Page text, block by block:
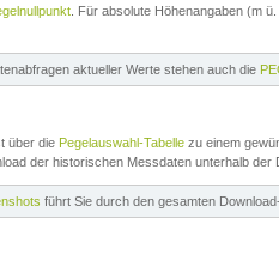
. Für absolute Höhenangaben (m
aktueller Werte stehen auch die
über die Pegelauswahl-Tabelle zu einem
der historischen Messdaten unterhalb der
führt Sie durch den gesamten